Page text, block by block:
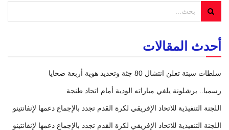
أحدث المقالات
سلطات سبتة تعلن انتشال 80 جثة وتحديد هوية أربعة ضحايا
رسميا.. برشلونة يلغي مباراته الودية أمام اتحاد طنجة
اللجنة التنفيذية للاتحاد الإفريقي لكرة القدم تجدد بالإجماع دعمها لإنفانتينو
اللجنة التنفيذية للاتحاد الإفريقي لكرة القدم تجدد بالإجماع دعمها لإنفانتينو